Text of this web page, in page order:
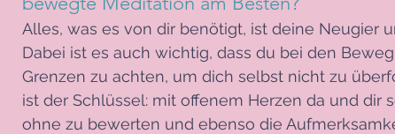
Alles, was es von dir benötigt, ist deine Neugier
Dabei ist es auch wichtig, dass du bei den
Grenzen zu achten, um dich selbst nicht zu
ist der Schlüssel: mit offenem Herzen da und dir
ohne zu bewerten und ebenso die